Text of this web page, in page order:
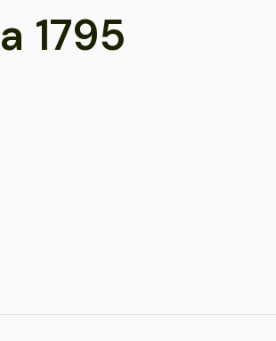
1795